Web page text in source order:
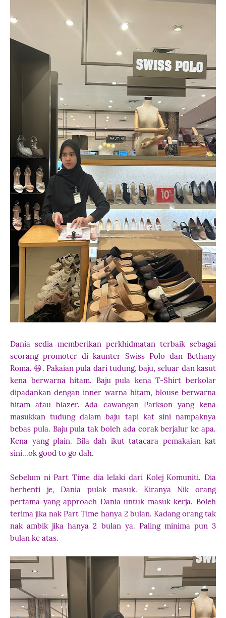
Dania sedia memberikan perkhidmatan terbaik sebagai
seorang promoter di kaunter Swiss Polo dan Bethany
Roma. 😃. Pakaian pula dari tudung, baju, seluar dan kasut
kena berwarna hitam. Baju pula kena T-Shirt berkolar
dipadankan dengan inner warna hitam, blouse berwarna
hitam atau blazer. Ada cawangan Parkson yang kena
masukkan tudung dalam baju tapi kat sini nampaknya
bebas pula. Baju pula tak boleh ada corak berjalur ke apa.
Kena yang plain. Bila dah ikut tatacara pemakaian kat
sini...ok good to go dah.
Sebelum ni Part Time dia lelaki dari Kolej Komuniti. Dia
berhenti je, Dania pulak masuk. Kiranya Nik orang
pertama yang approach Dania untuk masuk kerja. Boleh
terima jika nak Part Time hanya 2 bulan. Kadang orang tak
nak ambik jika hanya 2 bulan ya. Paling minima pun 3
bulan ke atas.